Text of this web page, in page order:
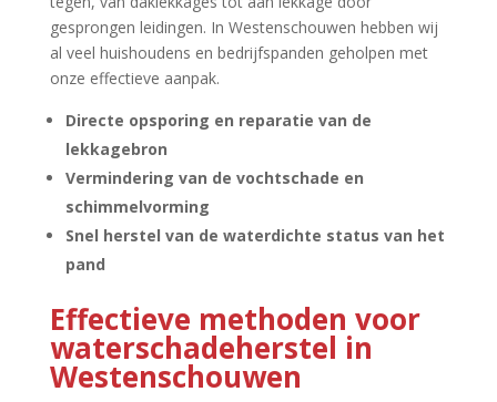
gesprongen leidingen.​ In Westenschouwen hebben wij
al veel huishoudens en bedrijfspanden geholpen met
onze effectieve aanpak.​
Directe opsporing en reparatie van de
lekkagebron
Vermindering van de vochtschade en
schimmelvorming
Snel herstel van de waterdichte status van het
pand
Effectieve methoden voor
waterschadeherstel in
Westenschouwen